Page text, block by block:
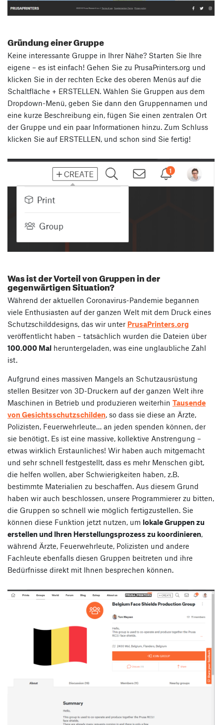
Gründung einer Gruppe
Keine interessante Gruppe in Ihrer Nähe? Starten Sie Ihre
eigene – es ist einfach! Gehen Sie zu PrusaPrinters.org und
klicken Sie in der rechten Ecke des oberen Menüs auf die
Schaltfläche + ERSTELLEN. Wählen Sie Gruppen aus dem
Dropdown-Menü, geben Sie dann den Gruppennamen und
eine kurze Beschreibung ein, fügen Sie einen zentralen Ort
der Gruppe und ein paar Informationen hinzu. Zum Schluss
klicken Sie auf ERSTELLEN, und schon sind Sie fertig!
Was ist der Vorteil von Gruppen in der
gegenwärtigen Situation?
Während der aktuellen Coronavirus-Pandemie begannen
viele Enthusiasten auf der ganzen Welt mit dem Druck eines
Schutzschilddesigns, das wir unter PrusaPrinters.org
veröffentlicht haben – tatsächlich wurden die Dateien über
100.000 Mal heruntergeladen, was eine unglaubliche Zahl
ist.
Aufgrund eines massiven Mangels an Schutzausrüstung
stellen Besitzer von 3D-Druckern auf der ganzen Welt ihre
Maschinen in Betrieb und produzieren weiterhin Tausende
von Gesichtsschutzschilden, so dass sie diese an Ärzte,
Polizisten, Feuerwehrleute… an jeden spenden können, der
sie benötigt. Es ist eine massive, kollektive Anstrengung –
etwas wirklich Erstaunliches! Wir haben auch mitgemacht
und sehr schnell festgestellt, dass es mehr Menschen gibt,
die helfen wollen, aber Schwierigkeiten haben, z.B.
bestimmte Materialien zu beschaffen. Aus diesem Grund
haben wir auch beschlossen, unsere Programmierer zu bitten,
die Gruppen so schnell wie möglich fertigzustellen. Sie
können diese Funktion jetzt nutzen, um lokale Gruppen zu
erstellen und Ihren Herstellungsprozess zu koordinieren,
während Ärzte, Feuerwehrleute, Polizisten und andere
Fachleute ebenfalls diesen Gruppen beitreten und ihre
Bedürfnisse direkt mit Ihnen besprechen können.